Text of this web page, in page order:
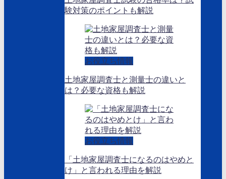
験対策のポイントも解説
お役立ち情報
土地家屋調査士と測量士の違いと
は？必要な資格も解説
お役立ち情報
「土地家屋調査士になるのはやめと
け」と言われる理由を解説